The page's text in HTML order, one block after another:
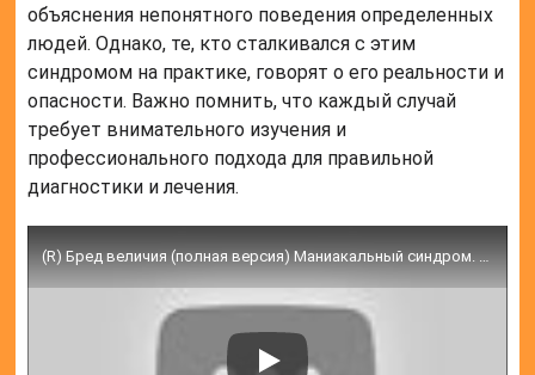
объяснения непонятного поведения определенных
людей. Однако, те, кто сталкивался с этим
синдромом на практике, говорят о его реальности и
опасности. Важно помнить, что каждый случай
требует внимательного изучения и
профессионального подхода для правильной
диагностики и лечения.
(R) Бред величия (полная версия) Маниакальный синдром. Шизофрения © Manic syndrome